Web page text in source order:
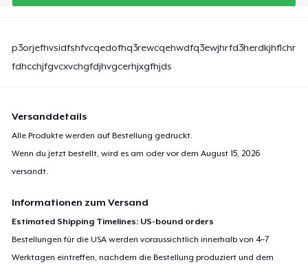
fdhcchjfgvcxvchgfdjhvgcerhjxgfhjds
Versanddetails
Alle Produkte werden auf Bestellung gedruckt.
Wenn du jetzt bestellt, wird es am oder vor demAugust 15, 2026
versandt.
Informationen zum Versand
Estimated Shipping Timelines: US-bound orders
Bestellungen für die USA werden voraussichtlich innerhalb von 4–7
Werktagen eintreffen, nachdem die Bestellung produziert und dem